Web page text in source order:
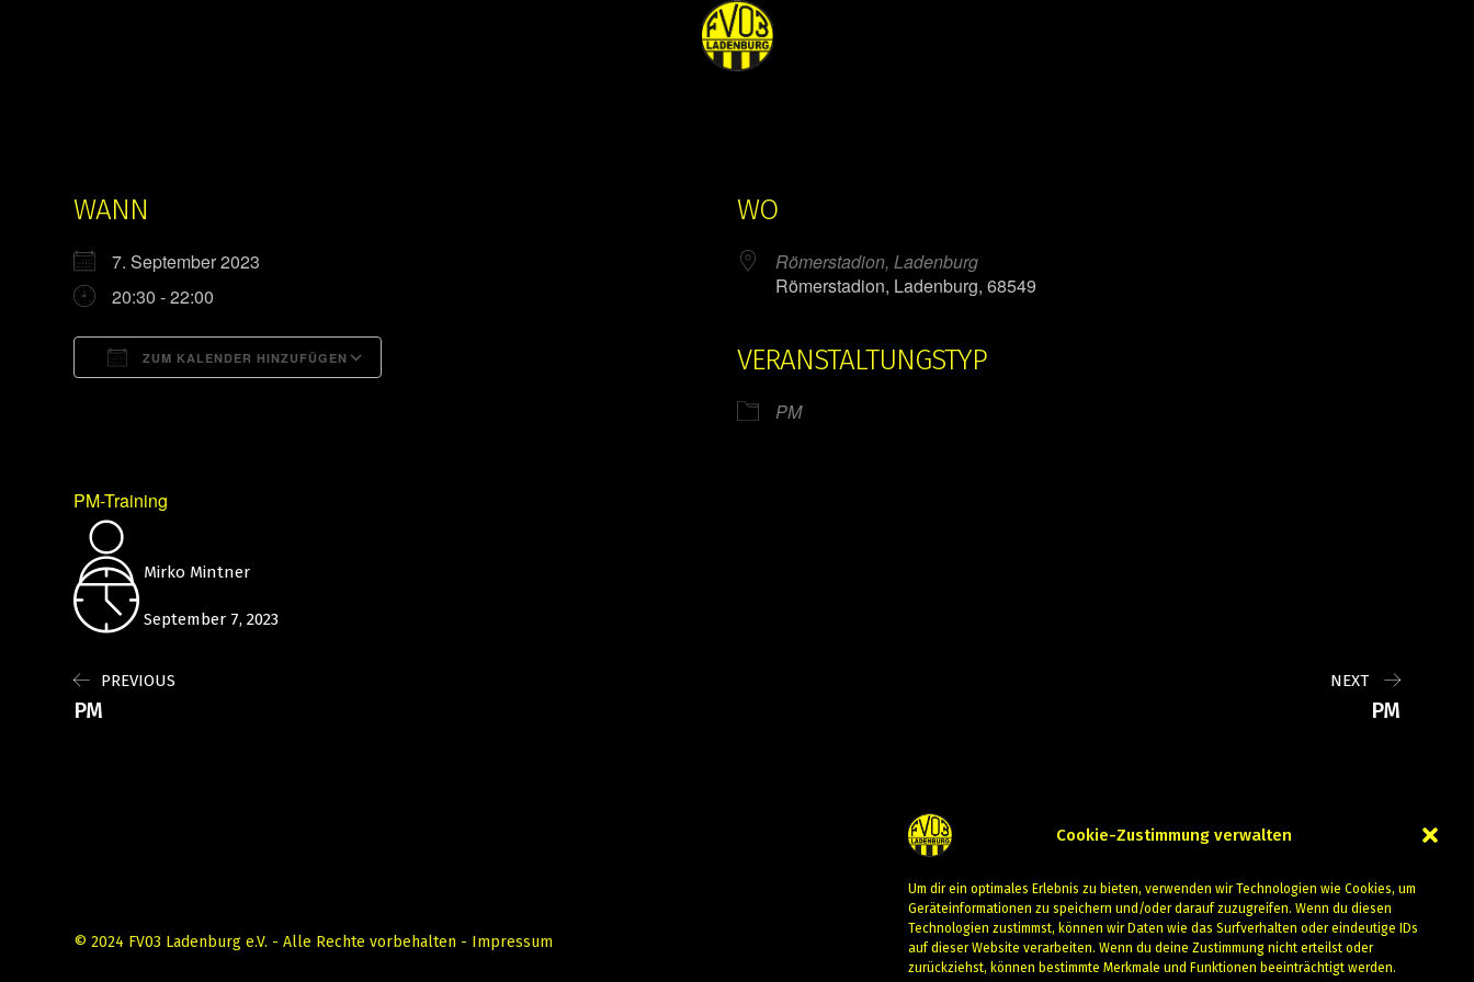
Cookie-Zustimmung verwalten
Um dir ein optimales Erlebnis zu bieten, verwenden wir Technologien wie Cookies, um
Geräteinformationen zu speichern und/oder darauf zuzugreifen. Wenn du diesen
Technologien zustimmst, können wir Daten wie das Surfverhalten oder eindeutige IDs
auf dieser Website verarbeiten. Wenn du deine Zustimmung nicht erteilst oder
zurückziehst, können bestimmte Merkmale und Funktionen beeinträchtigt werden.
WANN
7. September 2023
20:30 - 22:00
ZUM KALENDER HINZUFÜGEN
iCalendar
WO
Römerstadion, Ladenburg
Römerstadion, Ladenburg, 68549
VERANSTALTUNGSTYP
PM
PM-Training
Mirko Mintner
September 7, 2023
PREVIOUS
PM
NEXT
PM
© 2024 FV03 Ladenburg e.V. - Alle Rechte vorbehalten - Impressum